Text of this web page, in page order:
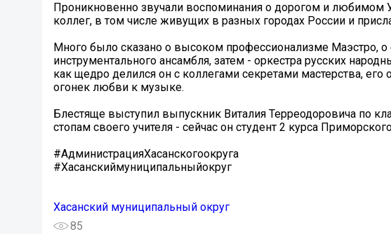
Проникновенно звучали воспоминания о дорогом и любимом
коллег, в том числе живущих в разных городах России и
Много было сказано о высоком профессионализме Маэстро,
инструментального ансамбля, затем - оркестра русских
как щедро делился он с коллегами секретами мастерства,
огонек любви к музыке.
Блестяще выступил выпускник Виталия Терреодоровича по
стопам своего учителя - сейчас он студент 2 курса
#АдминистрацияХасанскогоокруга
#Хасанскиймуниципальныйокруг
Хасанский муниципальный округ
85